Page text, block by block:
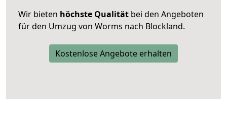
Wir bieten höchste Qualität bei den Angeboten
für den Umzug von Worms nach Blockland.
Kostenlose Angebote erhalten